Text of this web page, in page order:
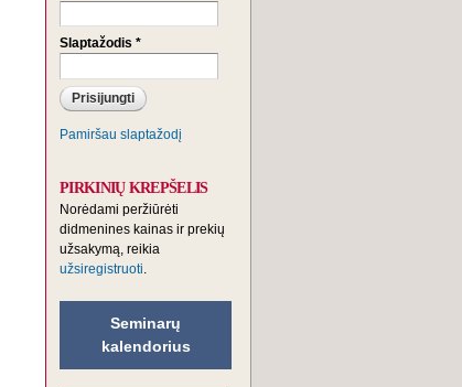
Slaptažodis *
Pamiršau slaptažodį
PIRKINIŲ KREPŠELIS
Norėdami peržiūrėti
didmenines kainas ir prekių
užsakymą, reikia
užsiregistruoti
Seminarų
kalendorius